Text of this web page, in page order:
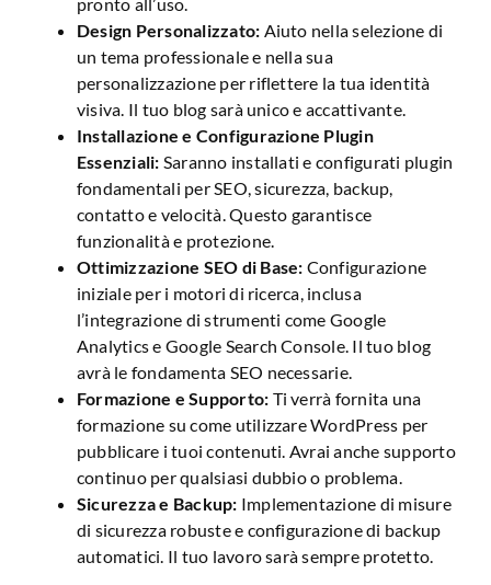
Design Personalizzato: Aiuto nella selezione di
un tema professionale e nella sua
personalizzazione per riflettere la tua identità
visiva. Il tuo blog sarà unico e accattivante.
Installazione e Configurazione Plugin
Essenziali: Saranno installati e configurati plugin
fondamentali per SEO, sicurezza, backup,
contatto e velocità. Questo garantisce
funzionalità e protezione.
Ottimizzazione SEO di Base: Configurazione
iniziale per i motori di ricerca, inclusa
l’integrazione di strumenti come Google
Analytics e Google Search Console. Il tuo blog
avrà le fondamenta SEO necessarie.
Formazione e Supporto: Ti verrà fornita una
formazione su come utilizzare WordPress per
pubblicare i tuoi contenuti. Avrai anche supporto
continuo per qualsiasi dubbio o problema.
Sicurezza e Backup: Implementazione di misure
di sicurezza robuste e configurazione di backup
automatici. Il tuo lavoro sarà sempre protetto.